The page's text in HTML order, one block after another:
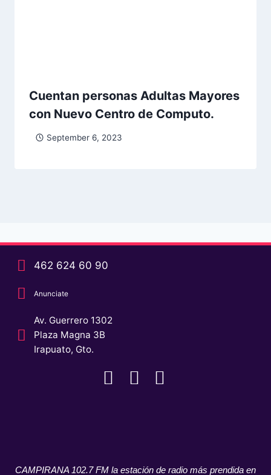
Cuentan personas Adultas Mayores
con Nuevo Centro de Computo.
September 6, 2023
462 624 60 90
Anunciate
Av. Guerrero 1302
Plaza Magna 3B
Irapuato, Gto.
CAMPIRANA 102.7 FM la estación de radio más prendida en